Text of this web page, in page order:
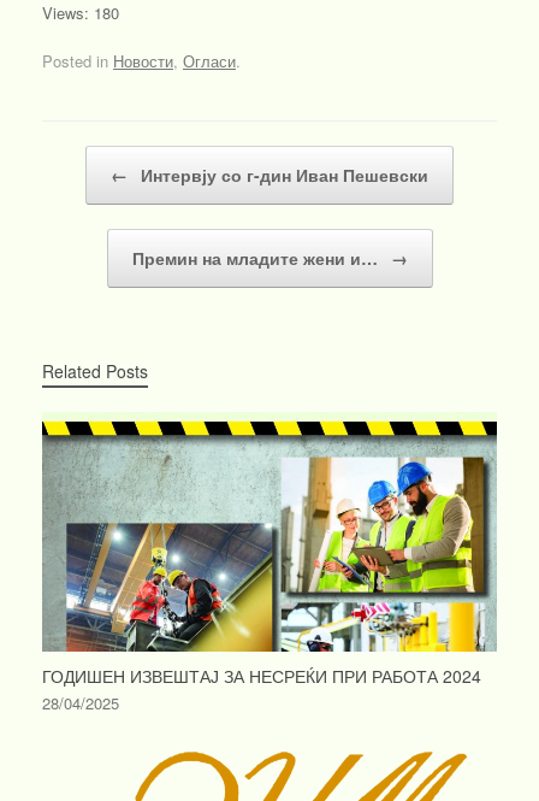
Views: 180
Posted in Новости, Огласи.
← Интервју со г-дин Иван Пешевски
Премин на младите жени и… →
Related Posts
ГОДИШЕН ИЗВЕШТАЈ ЗА НЕСРЕЌИ ПРИ РАБОТА 2024
28/04/2025